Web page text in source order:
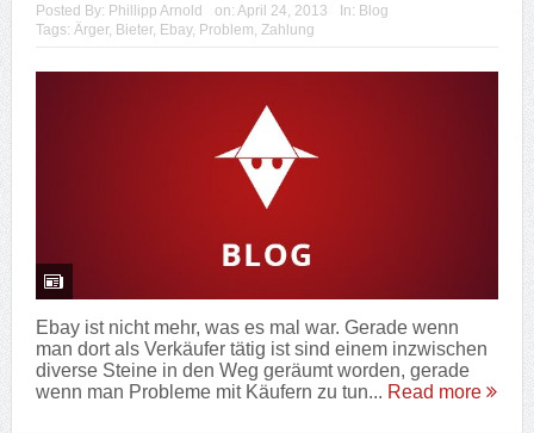
Posted By: Phillipp Arnold on: April 24, 2013 In: Blog
Tags: Ärger, Bieter, Ebay, Problem Zahlung
Ebay ist nicht mehr, was es mal war. Gerade wenn
man dort als Verkäufer tätig ist sind einem inzwischen
diverse Steine in den Weg geräumt worden, gerade
wenn man Probleme mit Käufern zu tun... Read more